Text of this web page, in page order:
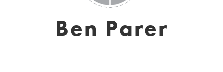
Ben Parer